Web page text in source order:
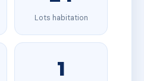
Lots habitation
1